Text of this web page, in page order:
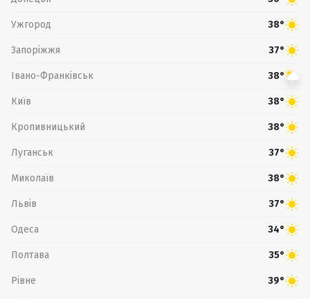
Ужгород 38°
Запоріжжя 37°
Івано-Франківськ 38°
Київ 38°
Кропивницький 38°
Луганськ 37°
Миколаїв 38°
Львів 37°
Одеса 34°
Полтава 35°
Рівне 39°